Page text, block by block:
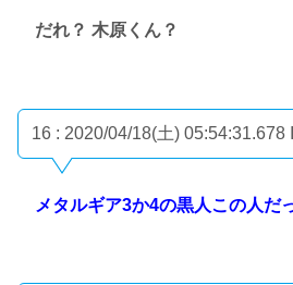
だれ？ 木原くん？
16 : 2020/04/18(土) 05:54:31.678
メタルギア3か4の黒人この人だ